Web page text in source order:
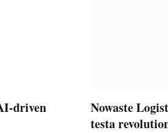
driven
Nowaste
testa